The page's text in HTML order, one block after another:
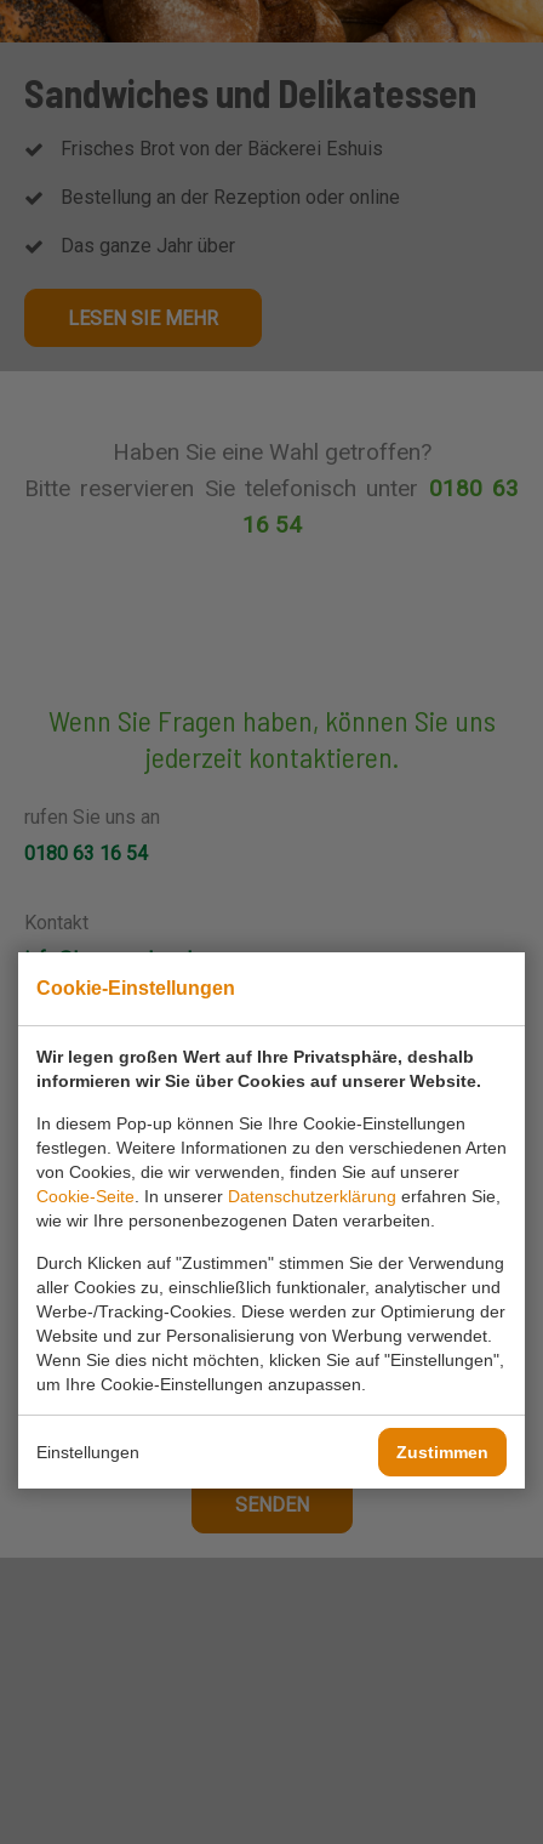
Cookie-Einstellungen
Wir legen großen Wert auf Ihre Privatsphäre, deshalb
informieren wir Sie über Cookies auf unserer Website.
In diesem Pop-up können Sie Ihre Cookie-Einstellungen
festlegen. Weitere Informationen zu den verschiedenen Arten
von Cookies, die wir verwenden, finden Sie auf unserer
Cookie-Seite . In unserer Datenschutzerklärung erfahren Sie,
wie wir Ihre personenbezogenen Daten verarbeiten.
Durch Klicken auf "Zustimmen" stimmen Sie der Verwendung
aller Cookies zu, einschließlich funktionaler, analytischer und
Werbe-/Tracking-Cookies. Diese werden zur Optimierung der
Website und zur Personalisierung von Werbung verwendet.
Wenn Sie dies nicht möchten, klicken Sie auf "Einstellungen",
um Ihre Cookie-Einstellungen anzupassen.
Einstellungen Zustimmen
Sandwiches und Delikatessen
Frisches Brot von der Bäckerei Eshuis
Bestellung an der Rezeption oder online
Das ganze Jahr über
LESEN SIE MEHR
Haben Sie eine Wahl getroffen?
Bitte reservieren Sie telefonisch unter 0180 63
16 54
Wenn Sie Fragen haben, können Sie uns
jederzeit kontaktieren.
rufen Sie uns an
0180 63 16 54
Kontakt
info@koornmolen.nl
Ihr Name*
Ihre E-Mail-Adresse*
Ihr Telefon
Anfrage*